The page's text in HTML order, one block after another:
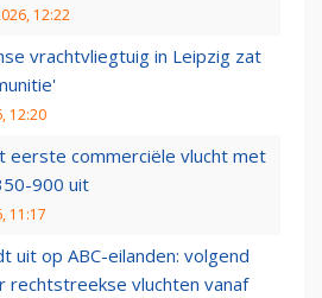
12:22
vrachtvliegtuig in Leipzig zat
12:20
eerste commerciële vlucht met
900 uit
11:17
uit op ABC-eilanden: volgend
rechtstreekse vluchten vanaf